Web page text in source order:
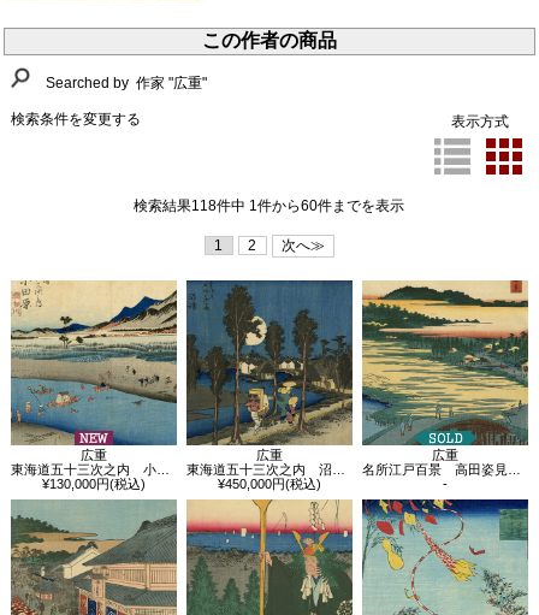
この作者の商品
Searched by 作家 "広重"
検索条件を変更する 表示方式
検索結果118件中 1件から60件までを表示
1 2 次へ≫
広重
東海道五十三次之内 小田原 酒匂川
¥130,000円(税込)
広重
東海道五十三次之内 沼津 黄昏図
¥450,000円(税込)
広重
名所江戸百景 高田姿見のはし俤の橋砂利場
-